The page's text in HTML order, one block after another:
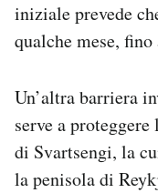
iniziale prevede
qualche mese,
Un’altra barriera
serve a
di Svartsengi, la
la penisola di